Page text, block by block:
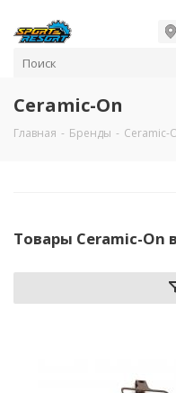
Ceramic-On
Главная - Бренды - Ceramic-
Товары Ceramic-On